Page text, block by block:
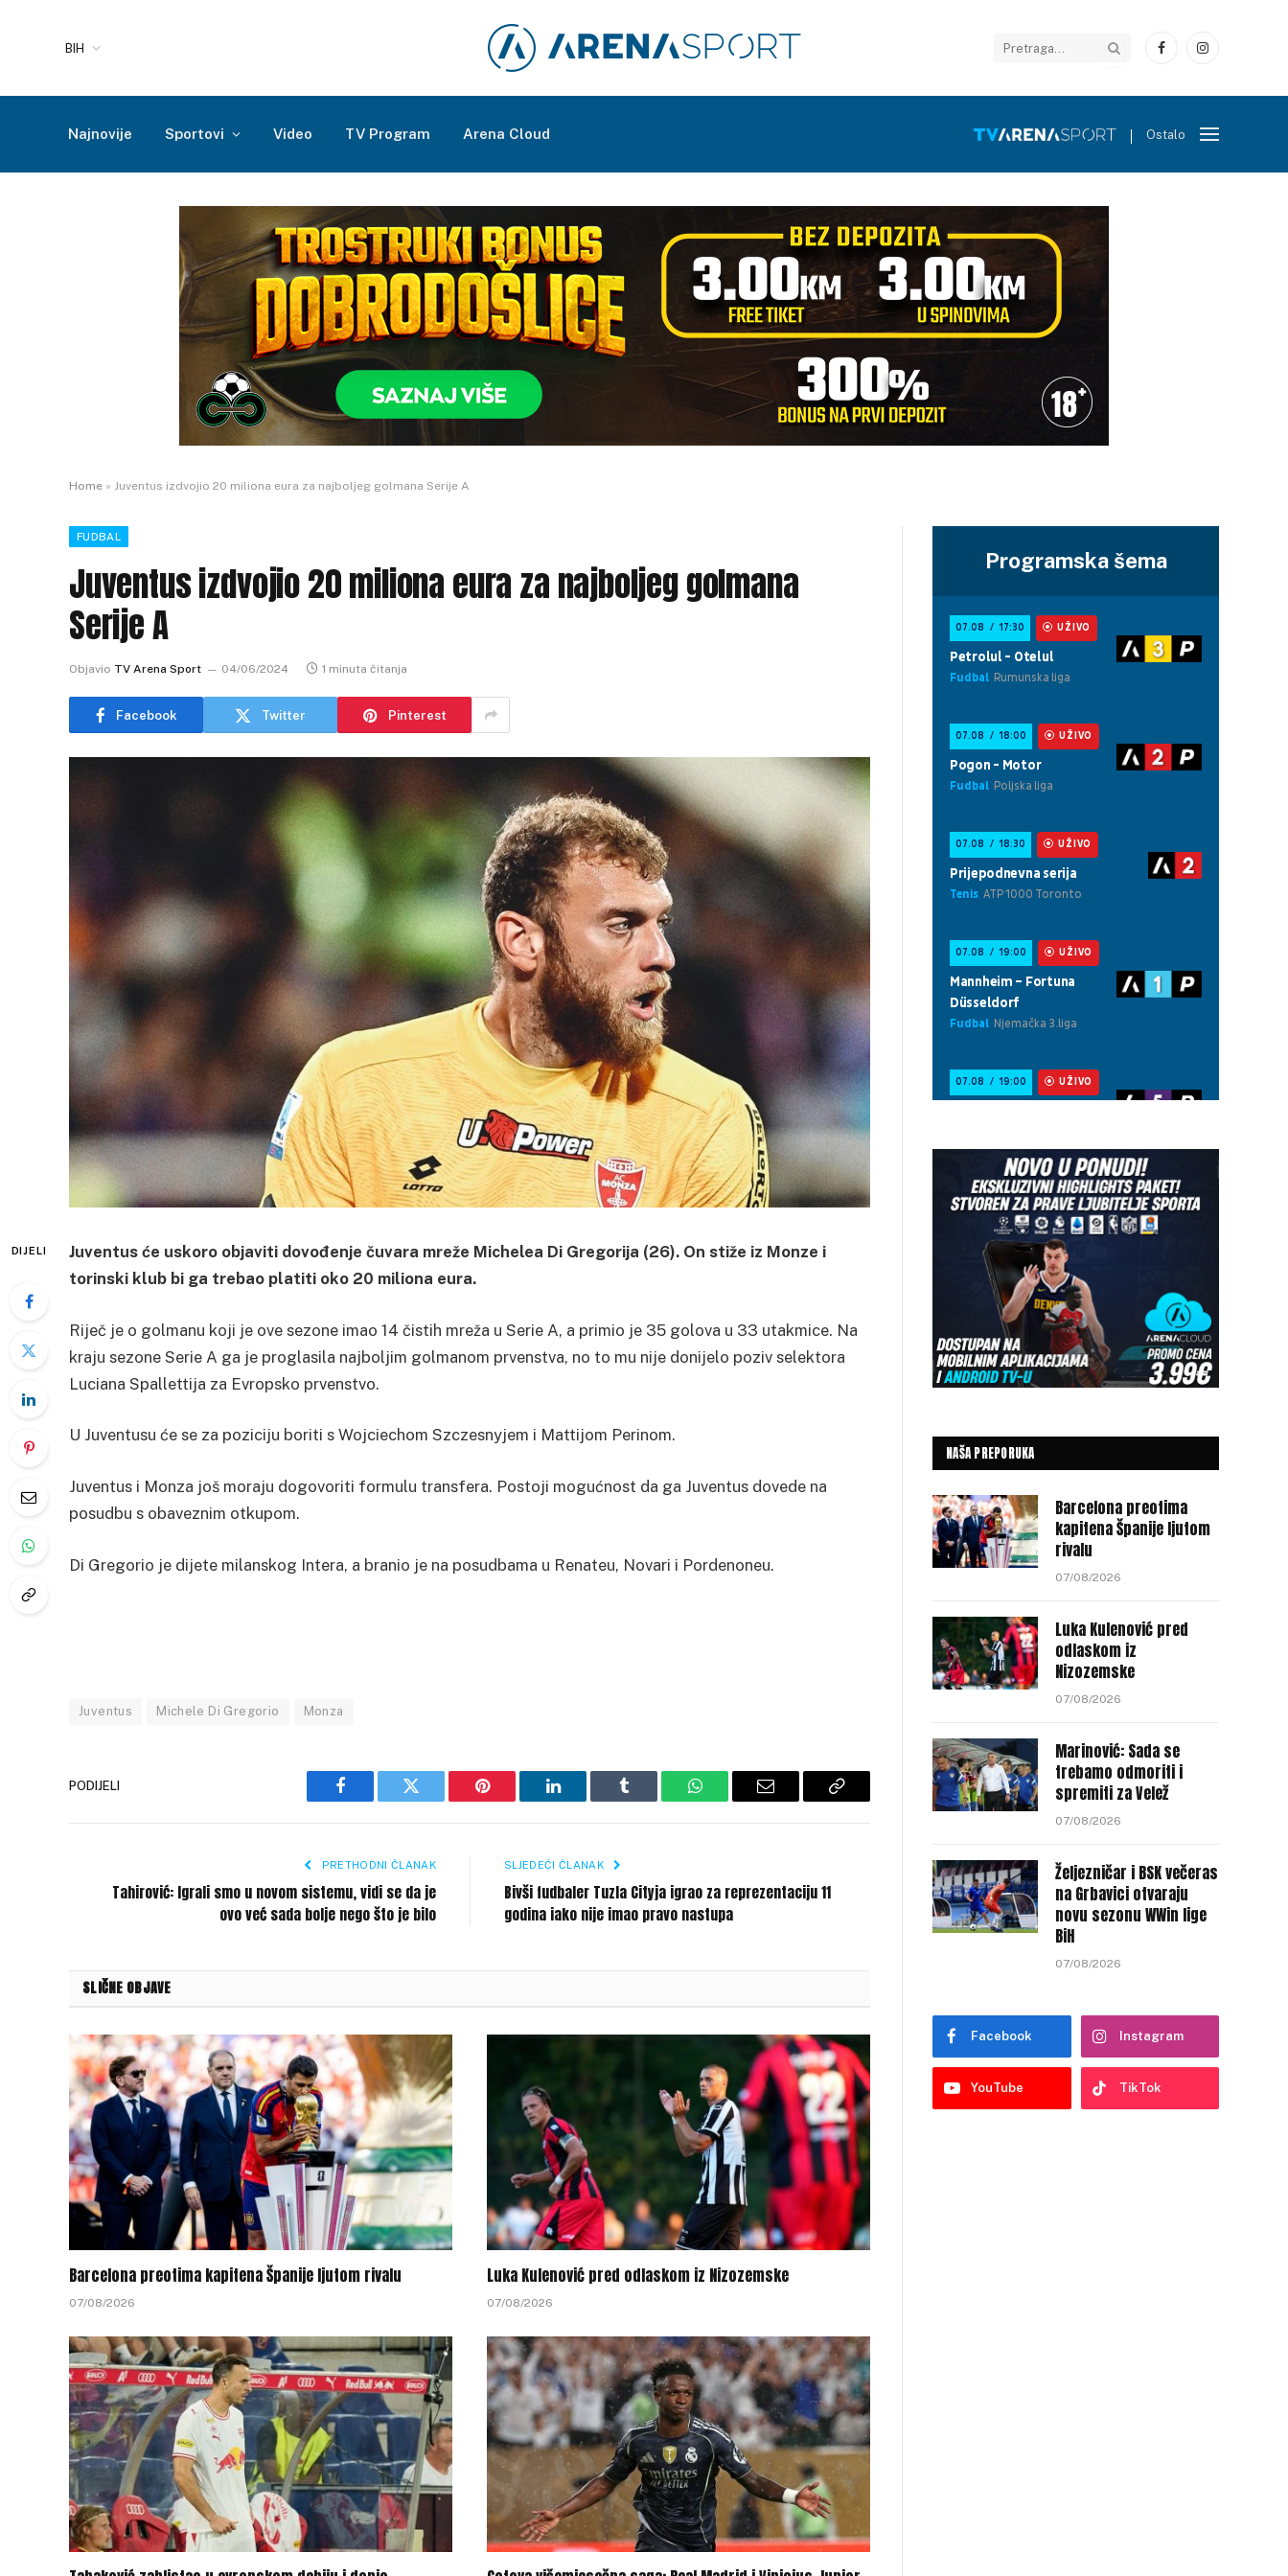
BIH
FacebookInstagram
Najnovije Sportovi Video TV Program Arena Cloud Ostalo
Home » Juventus izdvojio 20 miliona eura za najboljeg golmana Serije A
FUDBAL
Juventus izdvojio 20 miliona eura za najboljeg golmana
Serije A
Objavio TV Arena Sport 04/06/2024 1 minuta čitanja
Facebook Twitter Pinterest
DIJELI
Juventus će uskoro objaviti dovođenje čuvara mreže Michelea Di Gregorija (26). On stiže iz Monze i
torinski klub bi ga trebao platiti oko 20 miliona eura.
Riječ je o golmanu koji je ove sezone imao 14 čistih mreža u Serie A, a primio je 35 golova u 33 utakmice. Na
kraju sezone Serie A ga je proglasila najboljim golmanom prvenstva, no to mu nije donijelo poziv selektora
Luciana Spallettija za Evropsko prvenstvo.
U Juventusu će se za poziciju boriti s Wojciechom Szczesnyjem i Mattijom Perinom.
Juventus i Monza još moraju dogovoriti formulu transfera. Postoji mogućnost da ga Juventus dovede na
posudbu s obaveznim otkupom.
Di Gregorio je dijete milanskog Intera, a branio je na posudbama u Renateu, Novari i Pordenoneu.
Juventus Michele Di Gregorio Monza
PODIJELI
Facebook Twitter Pinterest LinkedIn Tumblr WhatsAppEmail
Copy
PRETHODNI ČLANAK
Tahirović: Igrali smo u novom sistemu, vidi se da je
ovo već sada bolje nego što je bilo
SLJEDEĆI ČLANAK
Bivši fudbaler Tuzla Cityja igrao za reprezentaciju 11
godina iako nije imao pravo nastupa
SLIČNE OBJAVE
Barcelona preotima kapitena Španije ljutom rivalu
07/08/2026
Luka Kulenović pred odlaskom iz Nizozemske
07/08/2026
Programska šema
NAŠA PREPORUKA
Barcelona preotima
kapitena Španije ljutom
rivalu
07/08/2026
Luka Kulenović pred
odlaskom iz
Nizozemske
07/08/2026
Marinović: Sada se
trebamo odmoriti i
spremiti za Velež
07/08/2026
Željezničar i BSK večeras
na Grbavici otvaraju
novu sezonu WWin lige
BiH
07/08/2026
Facebook Instagram
YouTube TikTok